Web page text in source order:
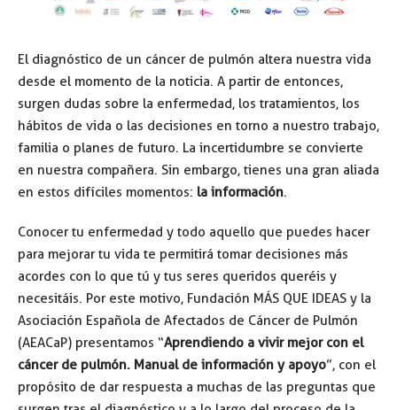
El diagnóstico de un cáncer de pulmón altera nuestra vida
desde el momento de la noticia. A partir de entonces,
surgen dudas sobre la enfermedad, los tratamientos, los
hábitos de vida o las decisiones en torno a nuestro trabajo,
familia o planes de futuro. La incertidumbre se convierte
en nuestra compañera. Sin embargo, tienes una gran aliada
en estos difíciles momentos: la información.
Conocer tu enfermedad y todo aquello que puedes hacer
para mejorar tu vida te permitirá tomar decisiones más
acordes con lo que tú y tus seres queridos queréis y
necesitáis. Por este motivo, Fundación MÁS QUE IDEAS y la
Asociación Española de Afectados de Cáncer de Pulmón
(AEACaP) presentamos “Aprendiendo a vivir mejor con el
cáncer de pulmón. Manual de información y apoyo”, con el
propósito de dar respuesta a muchas de las preguntas que